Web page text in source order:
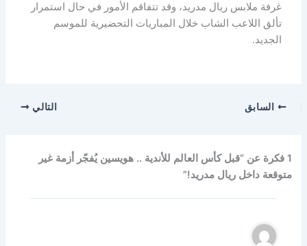
غرفة ملابس ريال مدريد، وقد تتفاقم الأمور في حال استمرار
تألق اللاعب الشاب خلال المباريات التحضيرية للموسم
الجديد.
السابق التالي
1 فكرة عن “قبل كأس العالم للأندية .. هويسين يُفجّر أزمة غير
متوقعة داخل ريال مدريد!”